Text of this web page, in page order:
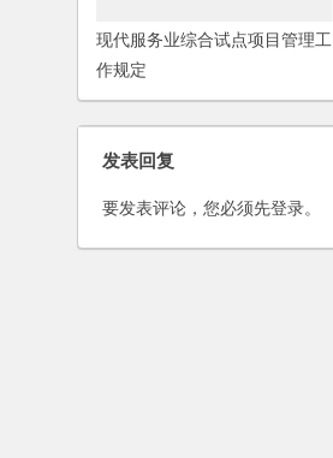
现代服务业综合试点项目管理工
作规定
发表回复
要发表评论，您必须先登录。